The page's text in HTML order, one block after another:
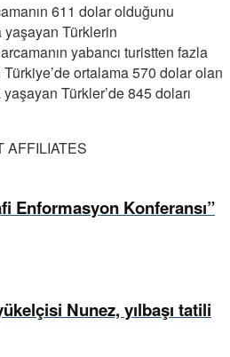
611 dolar olduğunu
yaşayan Türklerin
yabancı turistten fazla
ortalama 570 dolar olan
yaşayan Türkler’de 845 doları
AFFILIATES
Enformasyon Konferansı”
Nunez, yılbaşı tatili